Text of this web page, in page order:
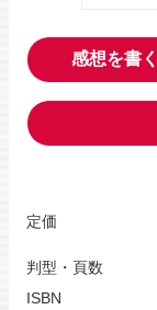
感想を書く
定価
判型・頁数
ISBN